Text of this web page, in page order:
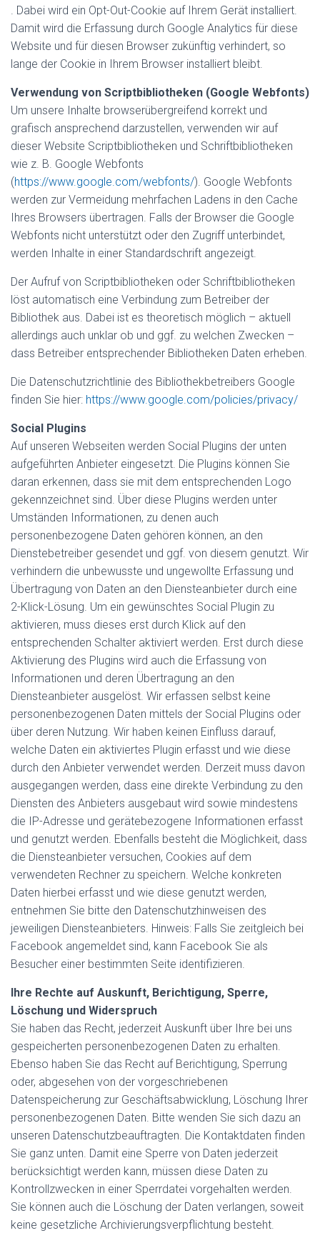
. Dabei wird ein Opt-Out-Cookie auf Ihrem Gerät installiert.
Damit wird die Erfassung durch Google Analytics für diese
Website und für diesen Browser zukünftig verhindert, so
lange der Cookie in Ihrem Browser installiert bleibt.
Verwendung von Scriptbibliotheken (Google Webfonts)
Um unsere Inhalte browserübergreifend korrekt und
grafisch ansprechend darzustellen, verwenden wir auf
dieser Website Scriptbibliotheken und Schriftbibliotheken
wie z. B. Google Webfonts
(https://www.google.com/webfonts/). Google Webfonts
werden zur Vermeidung mehrfachen Ladens in den Cache
Ihres Browsers übertragen. Falls der Browser die Google
Webfonts nicht unterstützt oder den Zugriff unterbindet,
werden Inhalte in einer Standardschrift angezeigt.
Der Aufruf von Scriptbibliotheken oder Schriftbibliotheken
löst automatisch eine Verbindung zum Betreiber der
Bibliothek aus. Dabei ist es theoretisch möglich – aktuell
allerdings auch unklar ob und ggf. zu welchen Zwecken –
dass Betreiber entsprechender Bibliotheken Daten erheben.
Die Datenschutzrichtlinie des Bibliothekbetreibers Google
finden Sie hier: https://www.google.com/policies/privacy/
Social Plugins
Auf unseren Webseiten werden Social Plugins der unten
aufgeführten Anbieter eingesetzt. Die Plugins können Sie
daran erkennen, dass sie mit dem entsprechenden Logo
gekennzeichnet sind. Über diese Plugins werden unter
Umständen Informationen, zu denen auch
personenbezogene Daten gehören können, an den
Dienstebetreiber gesendet und ggf. von diesem genutzt. Wir
verhindern die unbewusste und ungewollte Erfassung und
Übertragung von Daten an den Diensteanbieter durch eine
2-Klick-Lösung. Um ein gewünschtes Social Plugin zu
aktivieren, muss dieses erst durch Klick auf den
entsprechenden Schalter aktiviert werden. Erst durch diese
Aktivierung des Plugins wird auch die Erfassung von
Informationen und deren Übertragung an den
Diensteanbieter ausgelöst. Wir erfassen selbst keine
personenbezogenen Daten mittels der Social Plugins oder
über deren Nutzung. Wir haben keinen Einfluss darauf,
welche Daten ein aktiviertes Plugin erfasst und wie diese
durch den Anbieter verwendet werden. Derzeit muss davon
ausgegangen werden, dass eine direkte Verbindung zu den
Diensten des Anbieters ausgebaut wird sowie mindestens
die IP-Adresse und gerätebezogene Informationen erfasst
und genutzt werden. Ebenfalls besteht die Möglichkeit, dass
die Diensteanbieter versuchen, Cookies auf dem
verwendeten Rechner zu speichern. Welche konkreten
Daten hierbei erfasst und wie diese genutzt werden,
entnehmen Sie bitte den Datenschutzhinweisen des
jeweiligen Diensteanbieters. Hinweis: Falls Sie zeitgleich bei
Facebook angemeldet sind, kann Facebook Sie als
Besucher einer bestimmten Seite identifizieren.
Ihre Rechte auf Auskunft, Berichtigung, Sperre,
Löschung und Widerspruch
Sie haben das Recht, jederzeit Auskunft über Ihre bei uns
gespeicherten personenbezogenen Daten zu erhalten.
Ebenso haben Sie das Recht auf Berichtigung, Sperrung
oder, abgesehen von der vorgeschriebenen
Datenspeicherung zur Geschäftsabwicklung, Löschung Ihrer
personenbezogenen Daten. Bitte wenden Sie sich dazu an
unseren Datenschutzbeauftragten. Die Kontaktdaten finden
Sie ganz unten. Damit eine Sperre von Daten jederzeit
berücksichtigt werden kann, müssen diese Daten zu
Kontrollzwecken in einer Sperrdatei vorgehalten werden.
Sie können auch die Löschung der Daten verlangen, soweit
keine gesetzliche Archivierungsverpflichtung besteht.